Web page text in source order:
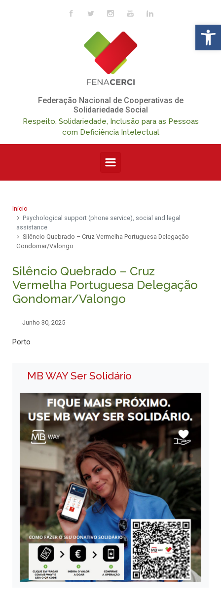
Skip to main content
Federação Nacional de Cooperativas de
Solidariedade Social
Respeito, Solidariedade, Inclusão para as Pessoas
com Deficiência Intelectual
Início
Psychological support (phone service), social and legal
assistance
Silêncio Quebrado – Cruz Vermelha Portuguesa Delegação
Gondomar/Valongo
Silêncio Quebrado – Cruz
Vermelha Portuguesa Delegação
Gondomar/Valongo
Junho 30, 2025
Porto
MB WAY Ser Solidário